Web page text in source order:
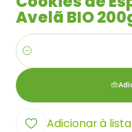
Avelã BIO
Quantidade
Adicionar à